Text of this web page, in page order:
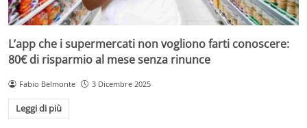
L’app che i supermercati non vogliono farti conoscere:
80€ di risparmio al mese senza rinunce
Fabio Belmonte 3 Dicembre 2025
Leggi di più